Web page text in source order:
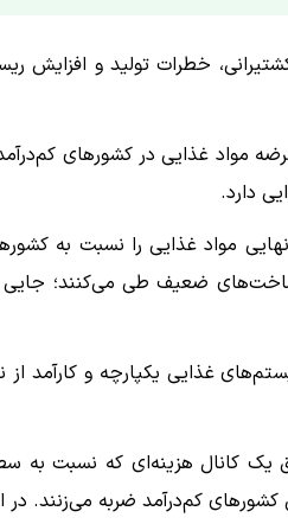
خطرات تولید و افزایش
مواد غذایی در کشورهای
دارد.
مواد غذایی را نسبت به
ضعیف طی می‌کنند؛
غذایی یکپارچه و کارآمد از
یک کانال هزینه‌ای که نسبت به
کم‌درآمد ضربه می‌زنند. در